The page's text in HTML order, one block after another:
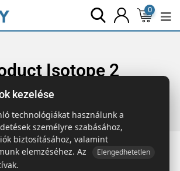
0
Isotope 2
Elements
kezelése
technológiákat használunk a
személyre szabásához,
biztosításához, valamint
elemzéséhez. Az
Elengedhetetlen